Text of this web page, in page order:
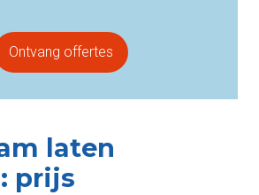
Ontvang offertes
laten
prijs